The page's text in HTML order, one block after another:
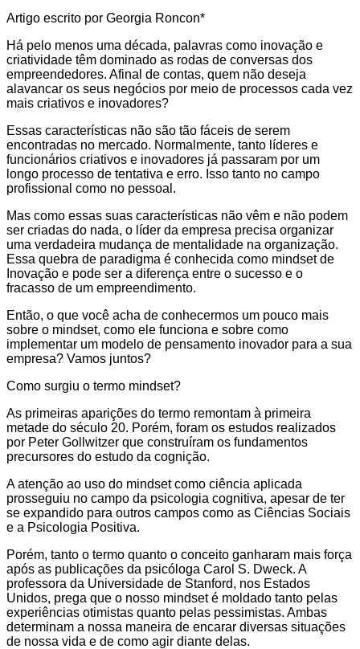
Artigo escrito por Georgia Roncon*
Há pelo menos uma década, palavras como inovação e
criatividade têm dominado as rodas de conversas dos
empreendedores. Afinal de contas, quem não deseja
alavancar os seus negócios por meio de processos cada vez
mais criativos e inovadores?
Essas características não são tão fáceis de serem
encontradas no mercado. Normalmente, tanto líderes e
funcionários criativos e inovadores já passaram por um
longo processo de tentativa e erro. Isso tanto no campo
profissional como no pessoal.
Mas como essas suas características não vêm e não podem
ser criadas do nada, o líder da empresa precisa organizar
uma verdadeira mudança de mentalidade na organização.
Essa quebra de paradigma é conhecida como mindset de
Inovação e pode ser a diferença entre o sucesso e o
fracasso de um empreendimento.
Então, o que você acha de conhecermos um pouco mais
sobre o mindset, como ele funciona e sobre como
implementar um modelo de pensamento inovador para a sua
empresa? Vamos juntos?
Como surgiu o termo mindset?
As primeiras aparições do termo remontam à primeira
metade do século 20. Porém, foram os estudos realizados
por Peter Gollwitzer que construíram os fundamentos
precursores do estudo da cognição.
A atenção ao uso do mindset como ciência aplicada
prosseguiu no campo da psicologia cognitiva, apesar de ter
se expandido para outros campos como as Ciências Sociais
e a Psicologia Positiva.
Porém, tanto o termo quanto o conceito ganharam mais força
após as publicações da psicóloga Carol S. Dweck. A
professora da Universidade de Stanford, nos Estados
Unidos, prega que o nosso mindset é moldado tanto pelas
experiências otimistas quanto pelas pessimistas. Ambas
determinam a nossa maneira de encarar diversas situações
de nossa vida e de como agir diante delas.